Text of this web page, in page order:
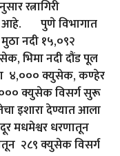
रत्नागिरी
आहे. पुणे विभागात
नदी १५,०९२
भिमा नदी दौंड पूल
४,००० क्युसेक, कण्हेर
क्युसेक विसर्ग सुरू
इशारा देण्यात आला
मधमेश्वर धरणातून
२८९ क्युसेक विसर्ग